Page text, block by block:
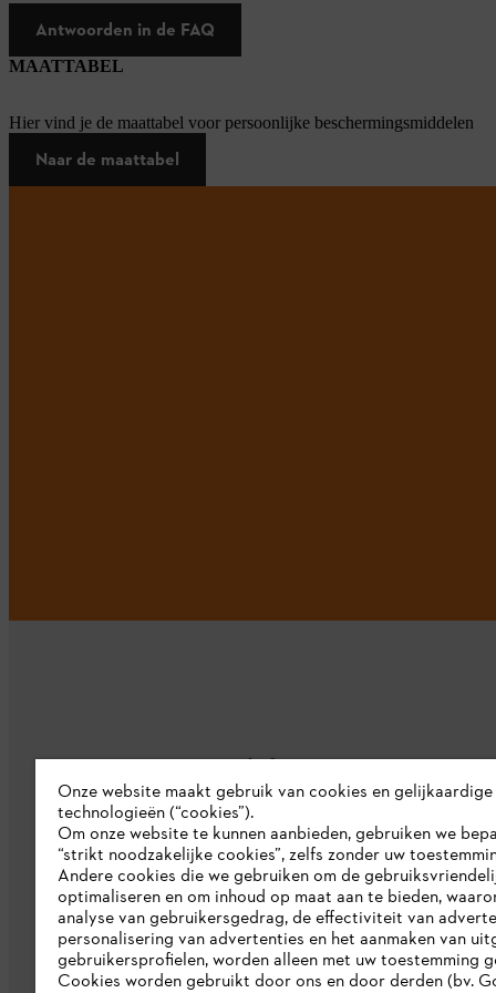
Antwoorden in de FAQ
MAATTABEL
Hier vind je de maattabel voor persoonlijke beschermingsmiddelen
Naar de maattabel
Bedrijf
Over ons
Pers
Werken bij STIHL
Duurzaamheid
STIHL rapportagesysteem
Onze website maakt gebruik van cookies en gelijkaardige
technologieën (“cookies”).
Om onze website te kunnen aanbieden, gebruiken we
“strikt noodzakelijke cookies”, zelfs zonder uw
Andere cookies die we gebruiken om de
optimaliseren en om inhoud op maat aan te bieden,
analyse van gebruikersgedrag, de effectiviteit van
personalisering van advertenties en het aanmaken van
gebruikersprofielen, worden alleen met uw toestemming
Cookies worden gebruikt door ons en door derden (bv.